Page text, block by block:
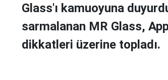
Glass'ı kamuoyuna
sarmalanan MR Glass,
dikkatleri üzerine topladı.